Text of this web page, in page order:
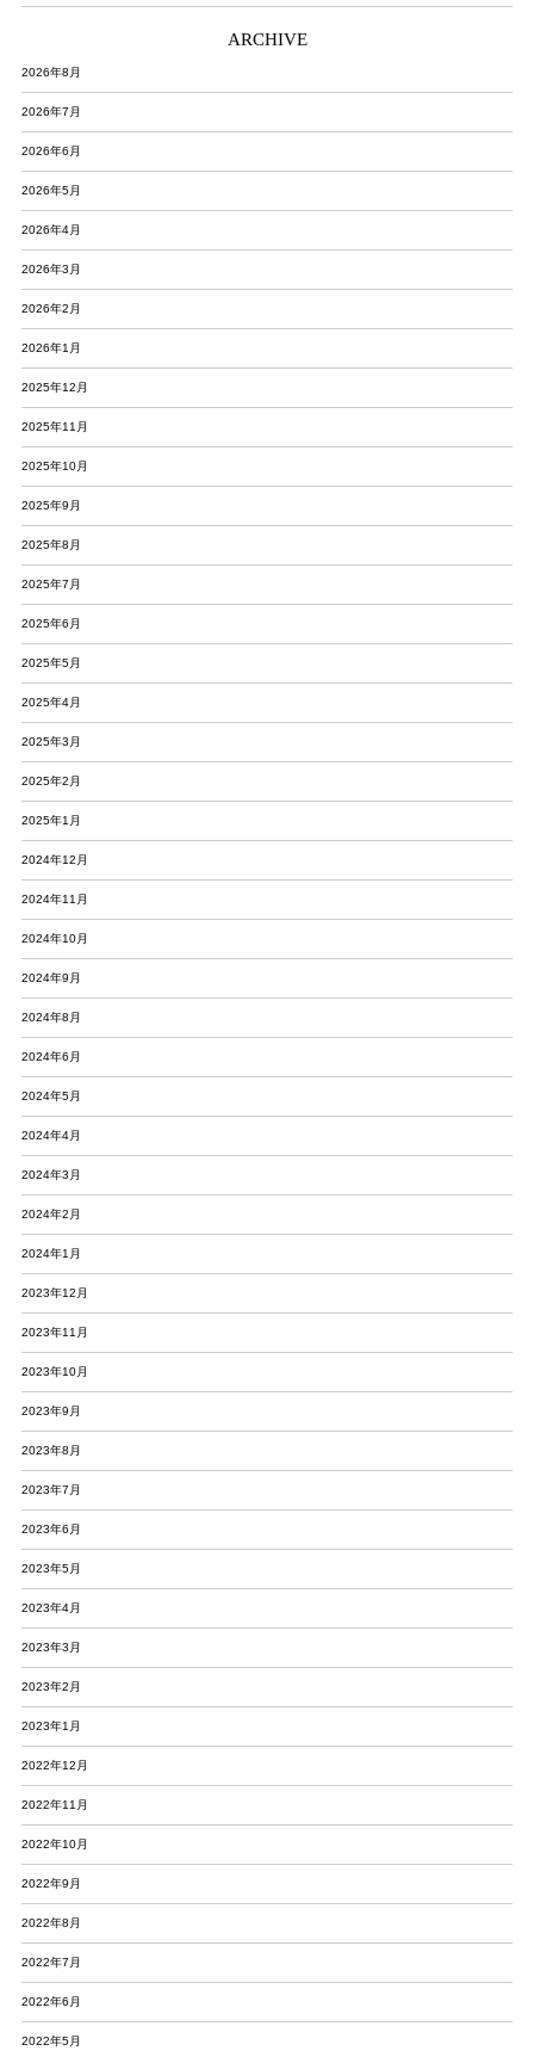
ARCHIVE
2026年8月
2026年7月
2026年6月
2026年5月
2026年4月
2026年3月
2026年2月
2026年1月
2025年12月
2025年11月
2025年10月
2025年9月
2025年8月
2025年7月
2025年6月
2025年5月
2025年4月
2025年3月
2025年2月
2025年1月
2024年12月
2024年11月
2024年10月
2024年9月
2024年8月
2024年6月
2024年5月
2024年4月
2024年3月
2024年2月
2024年1月
2023年12月
2023年11月
2023年10月
2023年9月
2023年8月
2023年7月
2023年6月
2023年5月
2023年4月
2023年3月
2023年2月
2023年1月
2022年12月
2022年11月
2022年10月
2022年9月
2022年8月
2022年7月
2022年6月
2022年5月